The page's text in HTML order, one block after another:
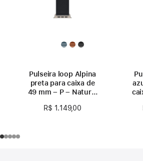
Pulseira loop Alpina
preta para caixa de
49 mm – P – Natural
R$ 1.149,00